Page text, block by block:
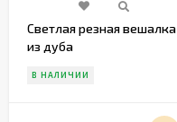
Светлая резная вешалка
из дуба
В НАЛИЧИИ